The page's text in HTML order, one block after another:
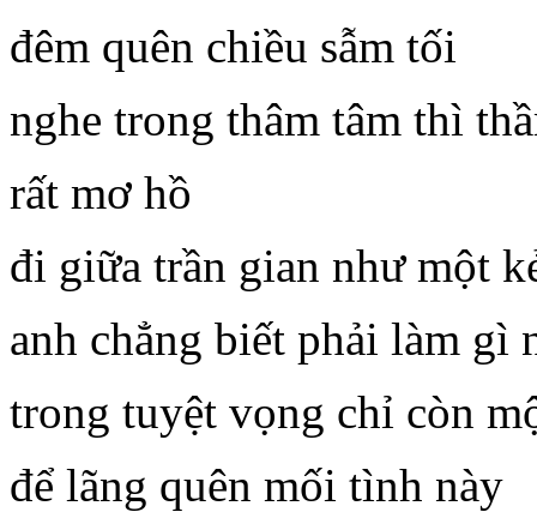
đêm quên chiều sẫm tối
nghe trong thâm tâm thì
rất mơ hồ
đi giữa trần gian như một
anh chẳng biết phải làm gì
trong tuyệt vọng chỉ còn
để lãng quên mối tình này